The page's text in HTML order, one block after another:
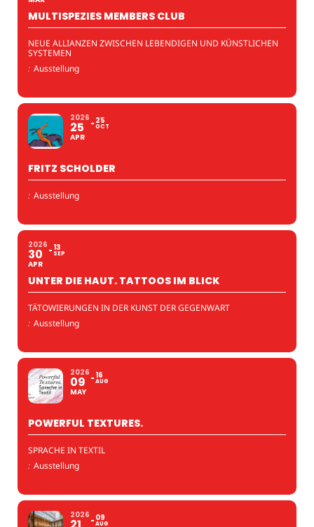
MULTISPEZIES MEMBERS CLUB
NEUE ALLIANZEN ZWISCHEN LEBENDIGEN UND KÜNSTLICHEN
SYSTEMEN
: Ausstellung
2026
25
APR
25
OCT
FRITZ SCHOLDER
: Ausstellung
2026
30
APR
13
SEP
UNTER DIE HAUT. TATTOOS IM BLICK
TÄTOWIERUNGEN IN DER KUNST DER GEGENWART
: Ausstellung
2026
09
MAY
16
AUG
POWERFUL TEXTURES.
SPRACHE IN TEXTIL
: Ausstellung
2026 09
AUG